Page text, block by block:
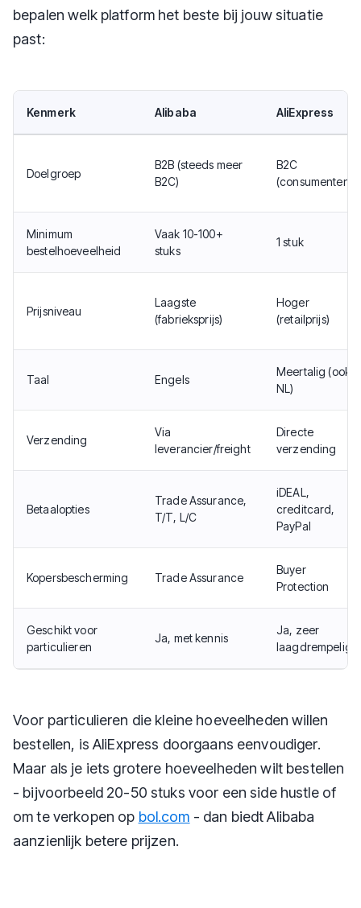
bepalen welk platform het beste bij jouw situatie
past:
Kenmerk Alibaba AliExpress
Doelgroep
B2B (steeds meer
B2C)
B2C
(consumenten)
Minimum
bestelhoeveelheid
Vaak 10-100+
stuks
1 stuk
Prijsniveau
Laagste
(fabrieksprijs)
Hoger
(retailprijs)
Taal Engels
Meertalig (ook
NL)
Verzending
Via
leverancier/freight
Directe
verzending
Betaalopties
Trade Assurance,
T/T, L/C
iDEAL,
creditcard,
PayPal
Kopersbescherming Trade Assurance
Buyer
Protection
Geschikt voor
particulieren
Ja, met kennis
Ja, zeer
laagdrempelig
Voor particulieren die kleine hoeveelheden willen
bestellen, is AliExpress doorgaans eenvoudiger.
Maar als je iets grotere hoeveelheden wilt bestellen
- bijvoorbeeld 20-50 stuks voor een side hustle of
om te verkopen op bol.com - dan biedt Alibaba
aanzienlijk betere prijzen.